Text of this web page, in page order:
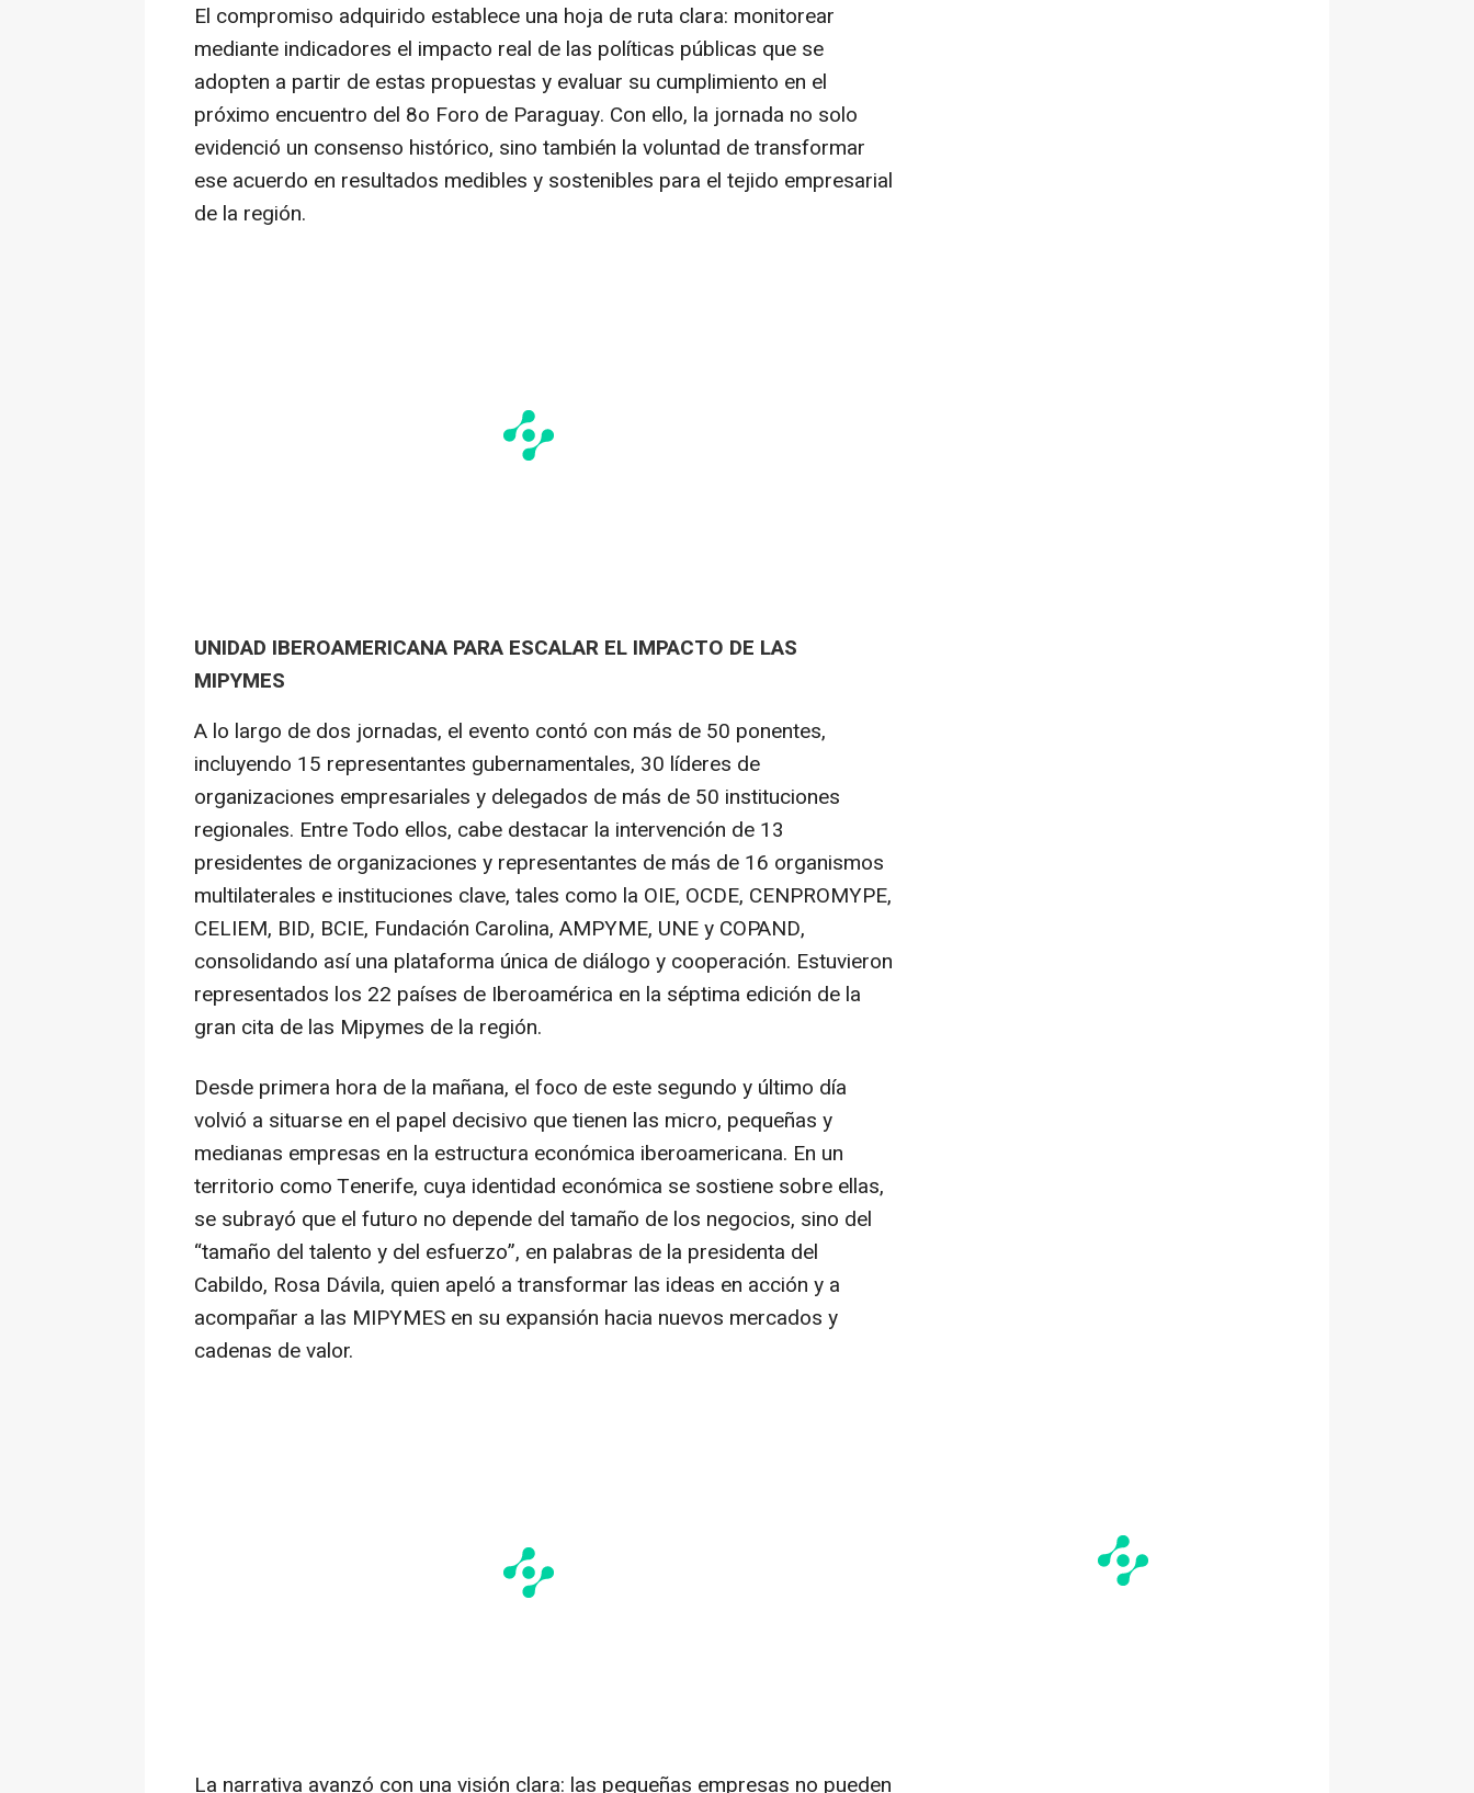
El compromiso adquirido establece una hoja de ruta clara: monitorear
mediante indicadores el impacto real de las políticas públicas que se
adopten a partir de estas propuestas y evaluar su cumplimiento en el
próximo encuentro del 8o Foro de Paraguay. Con ello, la jornada no solo
evidenció un consenso histórico, sino también la voluntad de transformar
ese acuerdo en resultados medibles y sostenibles para el tejido empresarial
de la región.
UNIDAD IBEROAMERICANA PARA ESCALAR EL IMPACTO DE LAS
MIPYMES
A lo largo de dos jornadas, el evento contó con más de 50 ponentes,
incluyendo 15 representantes gubernamentales, 30 líderes de
organizaciones empresariales y delegados de más de 50 instituciones
regionales. Entre Todo ellos, cabe destacar la intervención de 13
presidentes de organizaciones y representantes de más de 16 organismos
multilaterales e instituciones clave, tales como la OIE, OCDE, CENPROMYPE,
CELIEM, BID, BCIE, Fundación Carolina, AMPYME, UNE y COPAND,
consolidando así una plataforma única de diálogo y cooperación. Estuvieron
representados los 22 países de Iberoamérica en la séptima edición de la
gran cita de las Mipymes de la región.
Desde primera hora de la mañana, el foco de este segundo y último día
volvió a situarse en el papel decisivo que tienen las micro, pequeñas y
medianas empresas en la estructura económica iberoamericana. En un
territorio como Tenerife, cuya identidad económica se sostiene sobre ellas,
se subrayó que el futuro no depende del tamaño de los negocios, sino del
“tamaño del talento y del esfuerzo”, en palabras de la presidenta del
Cabildo, Rosa Dávila, quien apeló a transformar las ideas en acción y a
acompañar a las MIPYMES en su expansión hacia nuevos mercados y
cadenas de valor.
La narrativa avanzó con una visión clara: las pequeñas empresas no pueden